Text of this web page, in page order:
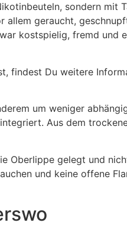
sondern mit
allem geraucht,
kostspielig, fremd und
findest Du weitere
um weniger
Aus dem
Oberlippe gelegt und
und keine offene